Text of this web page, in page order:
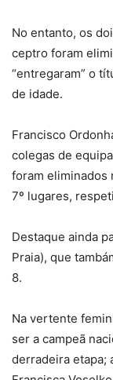
No entanto, os
ceptro foram
“entregaram” o
de idade.
Francisco
colegas de
foram eliminados
7º lugares,
Destaque ainda
Praia), que
8.
Na vertente
ser a campeã
derradeira etapa;